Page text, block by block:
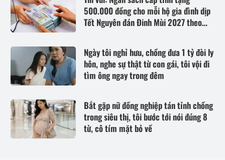
500.000 đồng cho mỗi hộ gia đình dịp
Tết Nguyên đán Đinh Mùi 2027 theo
nào?
Ngày tôi nghỉ hưu, chồng đưa 1 tỷ đòi ly
hôn, nghe sự thật từ con gái, tôi vội đi
tìm ông ngay trong đêm
Bắt gặp nữ đồng nghiệp tán tỉnh chồng
trong siêu thị, tôi bước tới nói đúng 8
từ, cô tím mặt bỏ về